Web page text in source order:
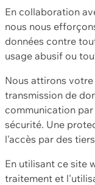
En collaboration
nous nous
données contre
usage abusif ou
Nous attirons
transmission de
communication
sécurité. Une
l'accès par des
En utilisant ce site
traitement et